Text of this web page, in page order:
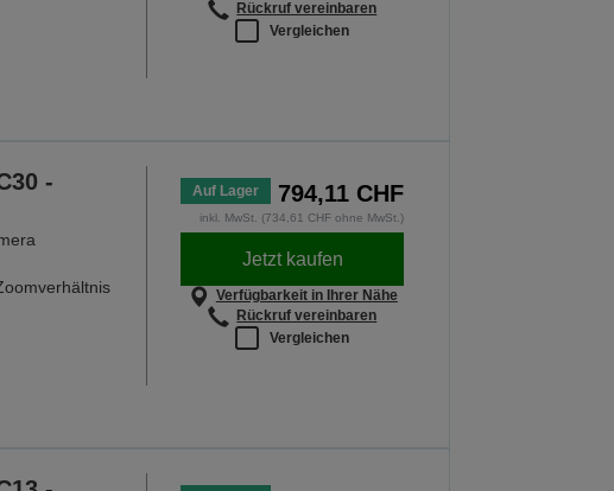
Rückruf vereinbaren
Vergleichen
-
Auf Lager 794,11 CHF
inkl. MwSt. (734,61 CHF ohne MwSt.)
Jetzt kaufen
Verfügbarkeit in Ihrer Nähe
Rückruf vereinbaren
Vergleichen